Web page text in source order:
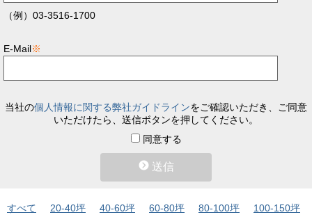
（例）03-3516-1700
E-Mail※
当社の個人情報に関する弊社ガイドラインをご確認いただき、ご同意
いただけたら、送信ボタンを押してください。
同意する
送信
すべて 20-40坪 40-60坪 60-80坪 80-100坪 100-150坪